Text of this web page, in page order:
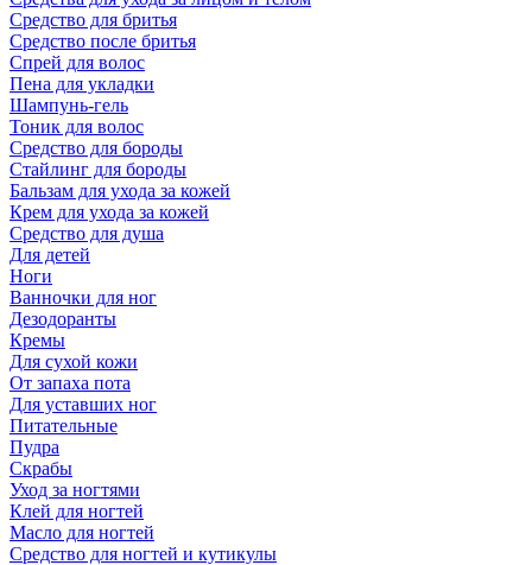
Средство для бритья
Средство после бритья
Спрей для волос
Пена для укладки
Шампунь-гель
Тоник для волос
Средство для бороды
Стайлинг для бороды
Бальзам для ухода за кожей
Крем для ухода за кожей
Средство для душа
Для детей
Ноги
Ванночки для ног
Дезодоранты
Кремы
Для сухой кожи
От запаха пота
Для уставших ног
Питательные
Пудра
Скрабы
Уход за ногтями
Клей для ногтей
Масло для ногтей
Средство для ногтей и кутикулы